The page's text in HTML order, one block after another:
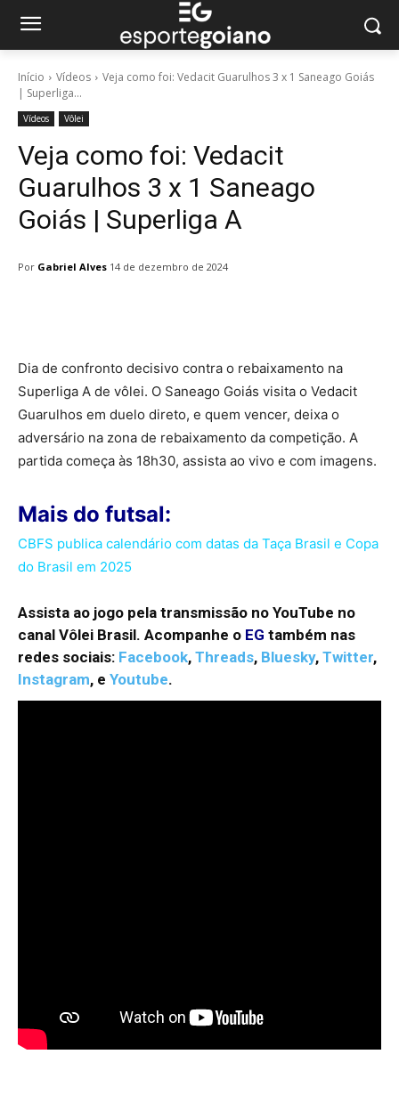
Início Vídeos
Veja como foi: Vedacit Guarulhos 3 x 1 Saneago Goiás
| Superliga...
Vídeos Vôlei
Veja como foi: Vedacit
Guarulhos 3 x 1 Saneago
Goiás | Superliga A
Por Gabriel Alves 14 de dezembro de 2024
Dia de confronto decisivo contra o rebaixamento na
Superliga A de vôlei. O Saneago Goiás visita o Vedacit
Guarulhos em duelo direto, e quem vencer, deixa o
adversário na zona de rebaixamento da competição. A
partida começa às 18h30, assista ao vivo e com imagens.
Mais do futsal:
CBFS publica calendário com datas da Taça Brasil e Copa
do Brasil em 2025
Assista ao jogo pela transmissão no YouTube no
canal Vôlei Brasil. Acompanhe o EG também nas
redes sociais: Facebook, Threads, Bluesky, Twitter,
Instagram, e Youtube.